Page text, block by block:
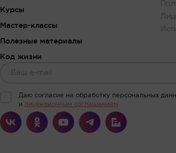
Курсы
Мастер-классы
Полезные материалы
Код жизни
Даю согласие на обработку персональных
илицензионным соглашением